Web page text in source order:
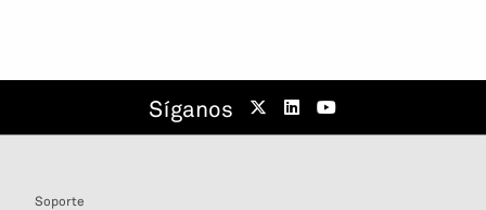
Síganos
Soporte